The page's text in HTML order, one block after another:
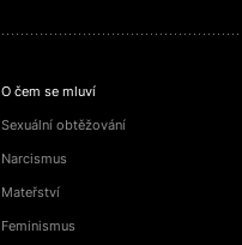
O čem se mluví
Sexuální obtěžování
Narcismus
Mateřství
Feminismus